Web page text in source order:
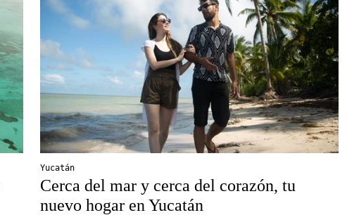
Yucatán
Cerca del mar y cerca del corazón, tu
nuevo hogar en Yucatán